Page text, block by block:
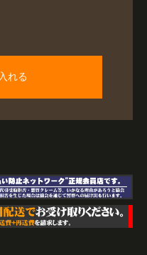
れる